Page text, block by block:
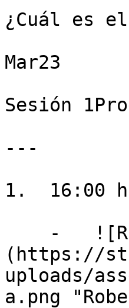
¿Cuál es
Mar23
Sesión
---
1.  16:00
(https://
uploads/
a.png